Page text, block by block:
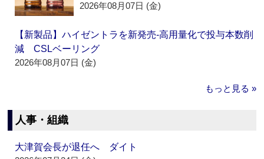
2026年08月07日 (金)
【新製品】ハイゼントラを新発売‐高用量化で投与本数削
減 CSLベーリング
2026年08月07日 (金)
もっと見る »
人事・組織
大津賀会長が退任へ ダイト